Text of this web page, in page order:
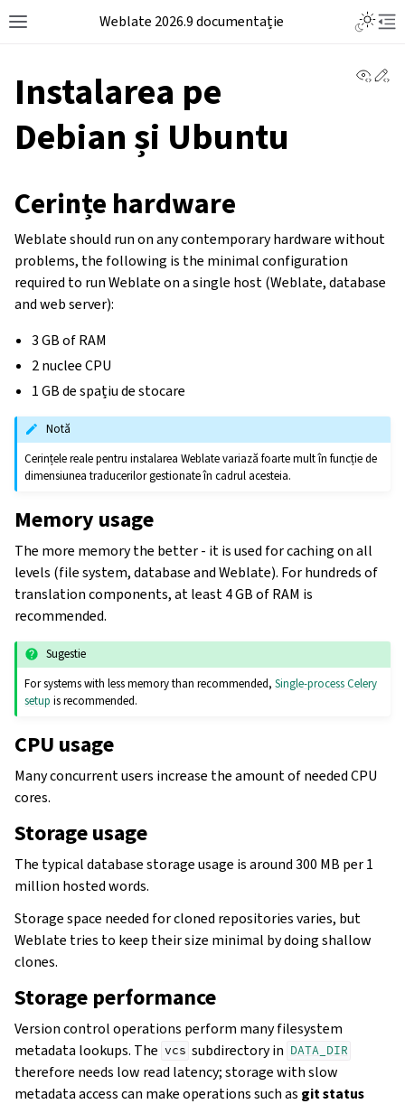
Weblate 2026.9 documentație
Instalarea pe
Debian și Ubuntu
Cerințe hardware
Weblate should run on any contemporary hardware without
problems, the following is the minimal configuration
required to run Weblate on a single host (Weblate, database
and web server):
3 GB of RAM
2 nuclee CPU
1 GB de spațiu de stocare
Notă
Cerințele reale pentru instalarea Weblate variază foarte mult în funcție de
dimensiunea traducerilor gestionate în cadrul acesteia.
Memory usage
The more memory the better - it is used for caching on all
levels (file system, database and Weblate). For hundreds of
translation components, at least 4 GB of RAM is
recommended.
Sugestie
For systems with less memory than recommended,Single-process Celery
setup is recommended.
CPU usage
Many concurrent users increase the amount of needed CPU
cores.
Storage usage
The typical database storage usage is around 300 MB per 1
million hosted words.
Storage space needed for cloned repositories varies, but
Weblate tries to keep their size minimal by doing shallow
clones.
Storage performance
Version control operations perform many filesystem
metadata lookups. The vcs subdirectory in DATA_DIR
therefore needs low read latency; storage with slow
metadata access can make operations such as git status